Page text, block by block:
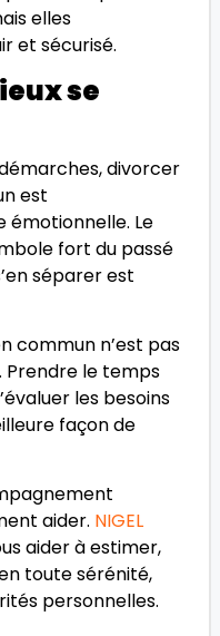
elles
et sécurisé.
se
divorcer
est
émotionnelle. Le
fort du passé
séparer est
commun n’est pas
Prendre le temps
les besoins
façon de
aider. NIGEL
aider à estimer,
toute sérénité,
personnelles.